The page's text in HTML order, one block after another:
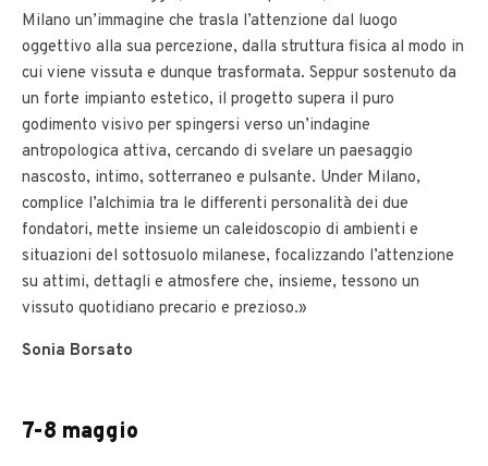
Milano un’immagine che trasla l’attenzione dal luogo
oggettivo alla sua percezione, dalla struttura fisica al modo in
cui viene vissuta e dunque trasformata. Seppur sostenuto da
un forte impianto estetico, il progetto supera il puro
godimento visivo per spingersi verso un’indagine
antropologica attiva, cercando di svelare un paesaggio
nascosto, intimo, sotterraneo e pulsante. Under Milano,
complice l’alchimia tra le differenti personalità dei due
fondatori, mette insieme un caleidoscopio di ambienti e
situazioni del sottosuolo milanese, focalizzando l’attenzione
su attimi, dettagli e atmosfere che, insieme, tessono un
vissuto quotidiano precario e prezioso.»
Sonia Borsato
7-8 maggio